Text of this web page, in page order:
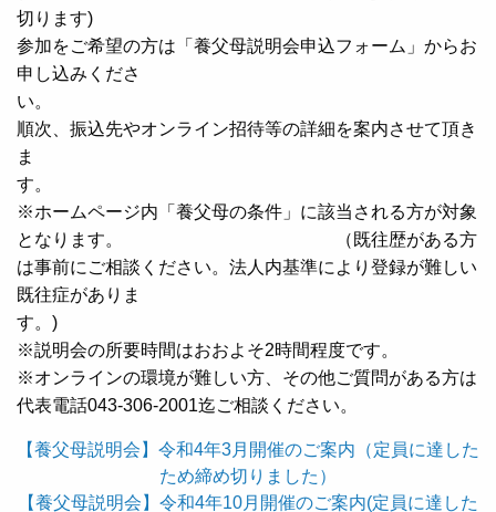
切ります)
参加をご希望の方は「養父母説明会申込フォーム」からお
申し込みくださ
い
順次、振込先やオンライン招待等の詳細を案内させて頂き
ま
す
※ホームページ内「養父母の条件」に該当される方が対象
となります。 （既往歴がある方
は事前にご相談ください。法人内基準により登録が難しい
既往症がありま
す
※説明会の所要時間はおおよそ2時間程度です。
※オンラインの環境が難しい方、その他ご質問がある方は
代表電話043-306-2001迄ご相談ください。
【養父母説明会】令和4年3月開催のご案内（定員に達した
ため締め切りました）
【養父母説明会】令和4年10月開催のご案内(定員に達した